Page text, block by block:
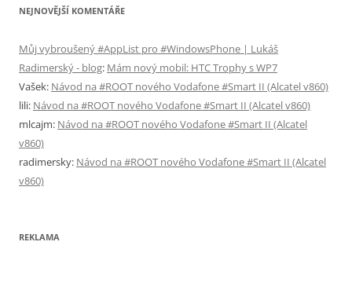
NEJNOVĚJŠÍ KOMENTÁŘE
Můj vybroušený #AppList pro #WindowsPhone | Lukáš
Radimerský - blog: Mám nový mobil: HTC Trophy s WP7
Vašek: Návod na #ROOT nového Vodafone #Smart II (Alcatel v860)
lili: Návod na #ROOT nového Vodafone #Smart II (Alcatel v860)
mlcajm: Návod na #ROOT nového Vodafone #Smart II (Alcatel
v860)
radimersky: Návod na #ROOT nového Vodafone #Smart II (Alcatel
v860)
REKLAMA